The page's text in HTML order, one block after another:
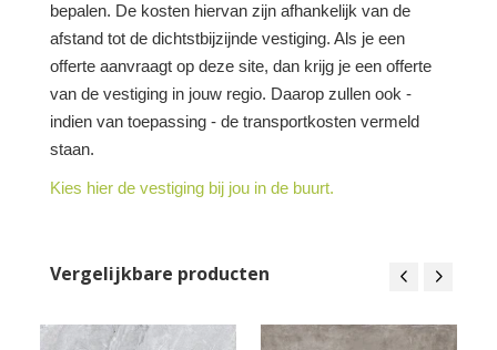
bepalen. De kosten hiervan zijn afhankelijk van de
afstand tot de dichtstbijzijnde vestiging. Als je een
offerte aanvraagt op deze site, dan krijg je een offerte
van de vestiging in jouw regio. Daarop zullen ook -
indien van toepassing - de transportkosten vermeld
staan.
Kies hier de vestiging bij jou in de buurt.
Vergelijkbare producten